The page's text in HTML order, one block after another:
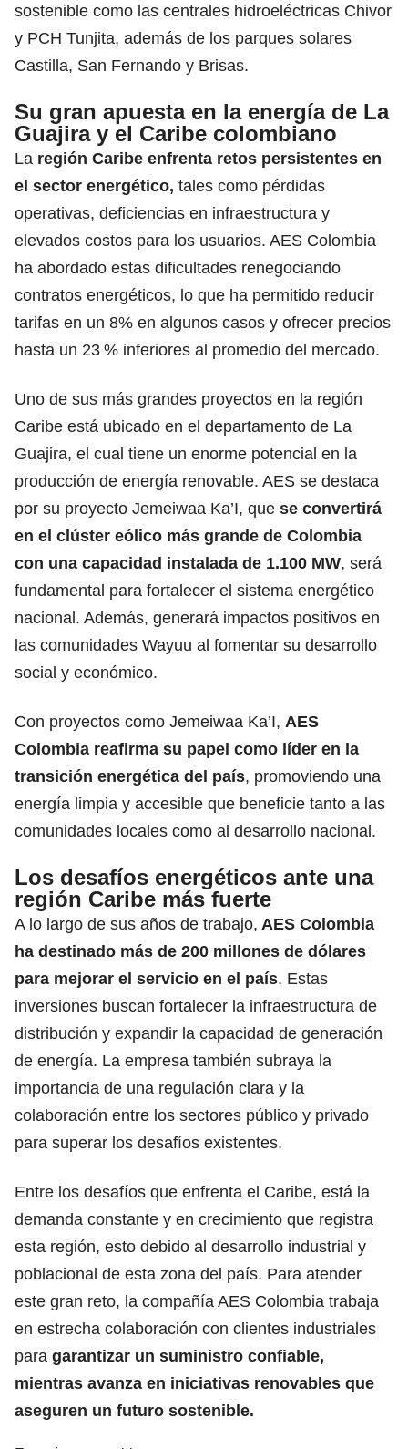
sostenible como las centrales hidroeléctricas Chivor
y PCH Tunjita, además de los parques solares
Castilla, San Fernando y Brisas.
Su gran apuesta en la energía de La
Guajira y el Caribe colombiano
La región Caribe enfrenta retos persistentes en
el sector energético, tales como pérdidas
operativas, deficiencias en infraestructura y
elevados costos para los usuarios. AES Colombia
ha abordado estas dificultades renegociando
contratos energéticos, lo que ha permitido reducir
tarifas en un 8% en algunos casos y ofrecer precios
hasta un 23 % inferiores al promedio del mercado.
Uno de sus más grandes proyectos en la región
Caribe está ubicado en el departamento de La
Guajira, el cual tiene un enorme potencial en la
producción de energía renovable. AES se destaca
por su proyecto Jemeiwaa Ka’I, que se convertirá
en el clúster eólico más grande de Colombia
con una capacidad instalada de 1.100 MW, será
fundamental para fortalecer el sistema energético
nacional. Además, generará impactos positivos en
las comunidades Wayuu al fomentar su desarrollo
social y económico.
Con proyectos como Jemeiwaa Ka’I, AES
Colombia reafirma su papel como líder en la
transición energética del país, promoviendo una
energía limpia y accesible que beneficie tanto a las
comunidades locales como al desarrollo nacional.
Los desafíos energéticos ante una
región Caribe más fuerte
A lo largo de sus años de trabajo, AES Colombia
ha destinado más de 200 millones de dólares
para mejorar el servicio en el país. Estas
inversiones buscan fortalecer la infraestructura de
distribución y expandir la capacidad de generación
de energía. La empresa también subraya la
importancia de una regulación clara y la
colaboración entre los sectores público y privado
para superar los desafíos existentes.
Entre los desafíos que enfrenta el Caribe, está la
demanda constante y en crecimiento que registra
esta región, esto debido al desarrollo industrial y
poblacional de esta zona del país. Para atender
este gran reto, la compañía AES Colombia trabaja
en estrecha colaboración con clientes industriales
para garantizar un suministro confiable,
mientras avanza en iniciativas renovables que
aseguren un futuro sostenible.